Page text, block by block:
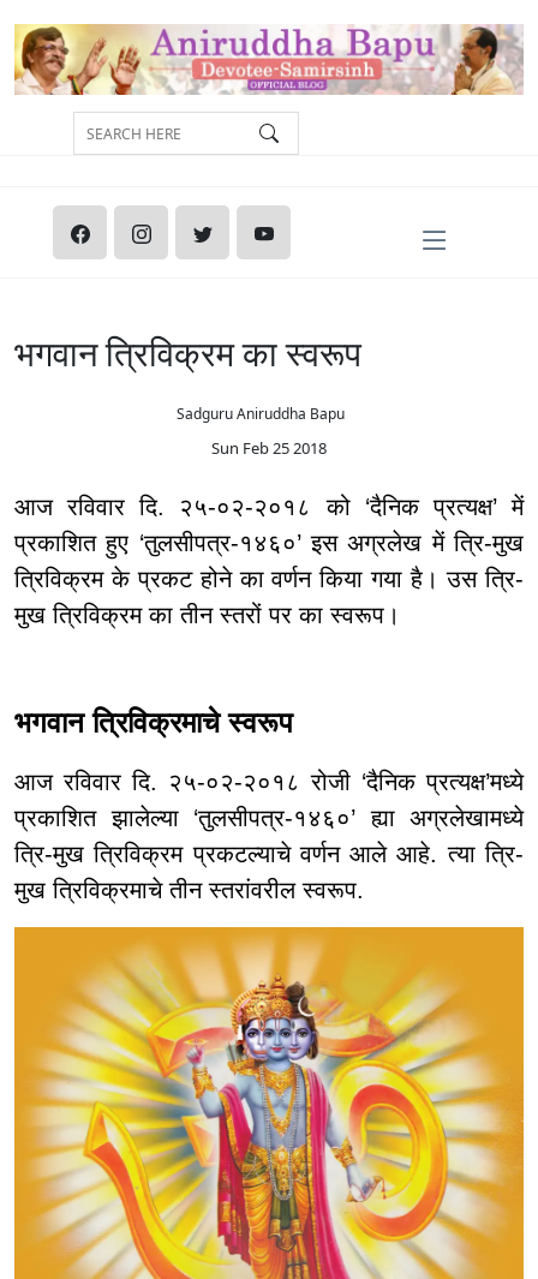
भगवान त्रिविक्रम का स्वरूप
Sadguru Aniruddha Bapu
Sun Feb 25 2018
आज रविवार दि. २५-०२-२०१८ को ‘दैनिक प्रत्यक्ष’ में
प्रकाशित हुए ‘तुलसीपत्र-१४६०’ इस अग्रलेख में त्रि-मुख
त्रिविक्रम के प्रकट होने का वर्णन किया गया है। उस त्रि-
मुख त्रिविक्रम का तीन स्तरों पर का स्वरूप।
भगवान त्रिविक्रमाचे स्वरूप
आज रविवार दि. २५-०२-२०१८ रोजी ‘दैनिक प्रत्यक्ष’मध्ये
प्रकाशित झालेल्या ‘तुलसीपत्र-१४६०’ ह्या अग्रलेखामध्ये
त्रि-मुख त्रिविक्रम प्रकटल्याचे वर्णन आले आहे. त्या त्रि-
मुख त्रिविक्रमाचे तीन स्तरांवरील स्वरूप.